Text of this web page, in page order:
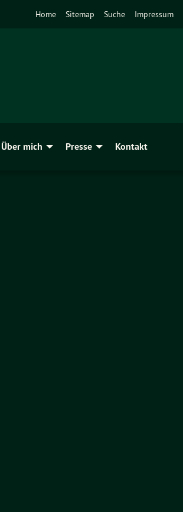
Home Sitemap Suche Impressum
Über mich Presse Kontakt